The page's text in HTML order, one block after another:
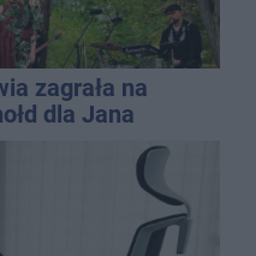
zagrała na
dla Jana